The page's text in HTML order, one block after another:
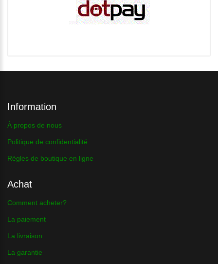
Information
À propos de nous
Politique de confidentialité
Règles de boutique en ligne
Achat
Comment acheter?
La paiement
La livraison
La garantie